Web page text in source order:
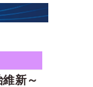
新～